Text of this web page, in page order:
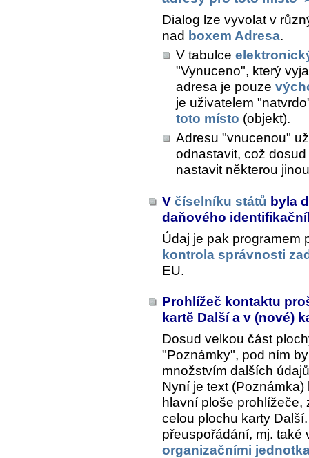
Dialog lze vyvolat v
nad boxem Adresa.
V tabulce
"Vynuceno", který
adresa je pouze
je uživatelem
toto místo (objekt).
Adresu "vnucenou"
odnastavit, což
nastavit některou
V číselníku států byla
daňového
Údaj je pak programem
kontrola správnosti
EU.
Prohlížeč kontaktu
kartě Další a v (nové)
Dosud velkou část
"Poznámky", pod ním
množstvím dalších
Nyní je text
hlavní ploše prohlížeče,
celou plochu karty Další
přeuspořádání, mj. také
organizačními